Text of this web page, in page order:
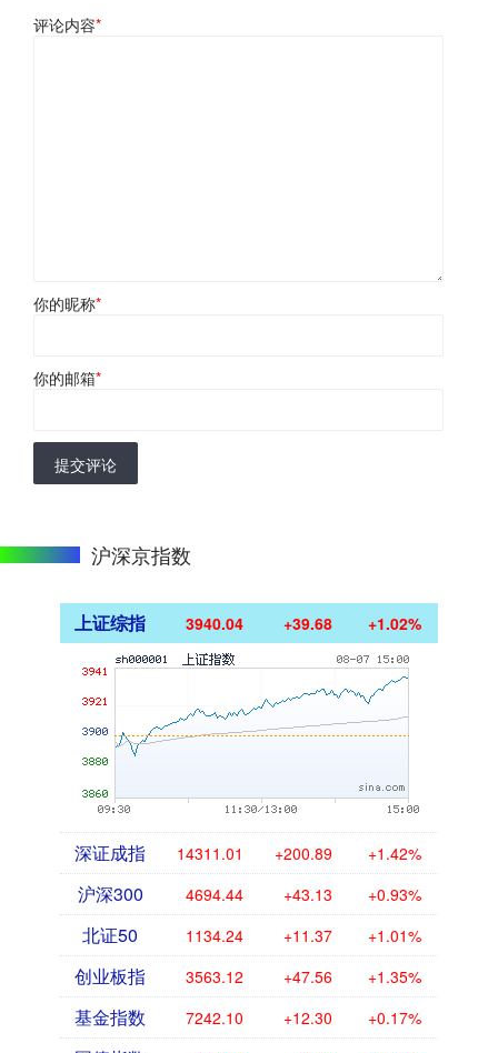
评论内容*
你的昵称*
你的邮箱*
提交评论
沪深京指数
上证综指 3940.04 +39.68 +1.02%
深证成指 14311.01 +200.89 +1.42%
沪深300 4694.44 +43.13 +0.93%
北证50 1134.24 +11.37 +1.01%
创业板指 3563.12 +47.56 +1.35%
基金指数 7242.10 +12.30 +0.17%